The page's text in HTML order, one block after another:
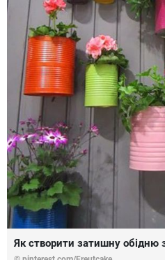
Як створити затишну обідню